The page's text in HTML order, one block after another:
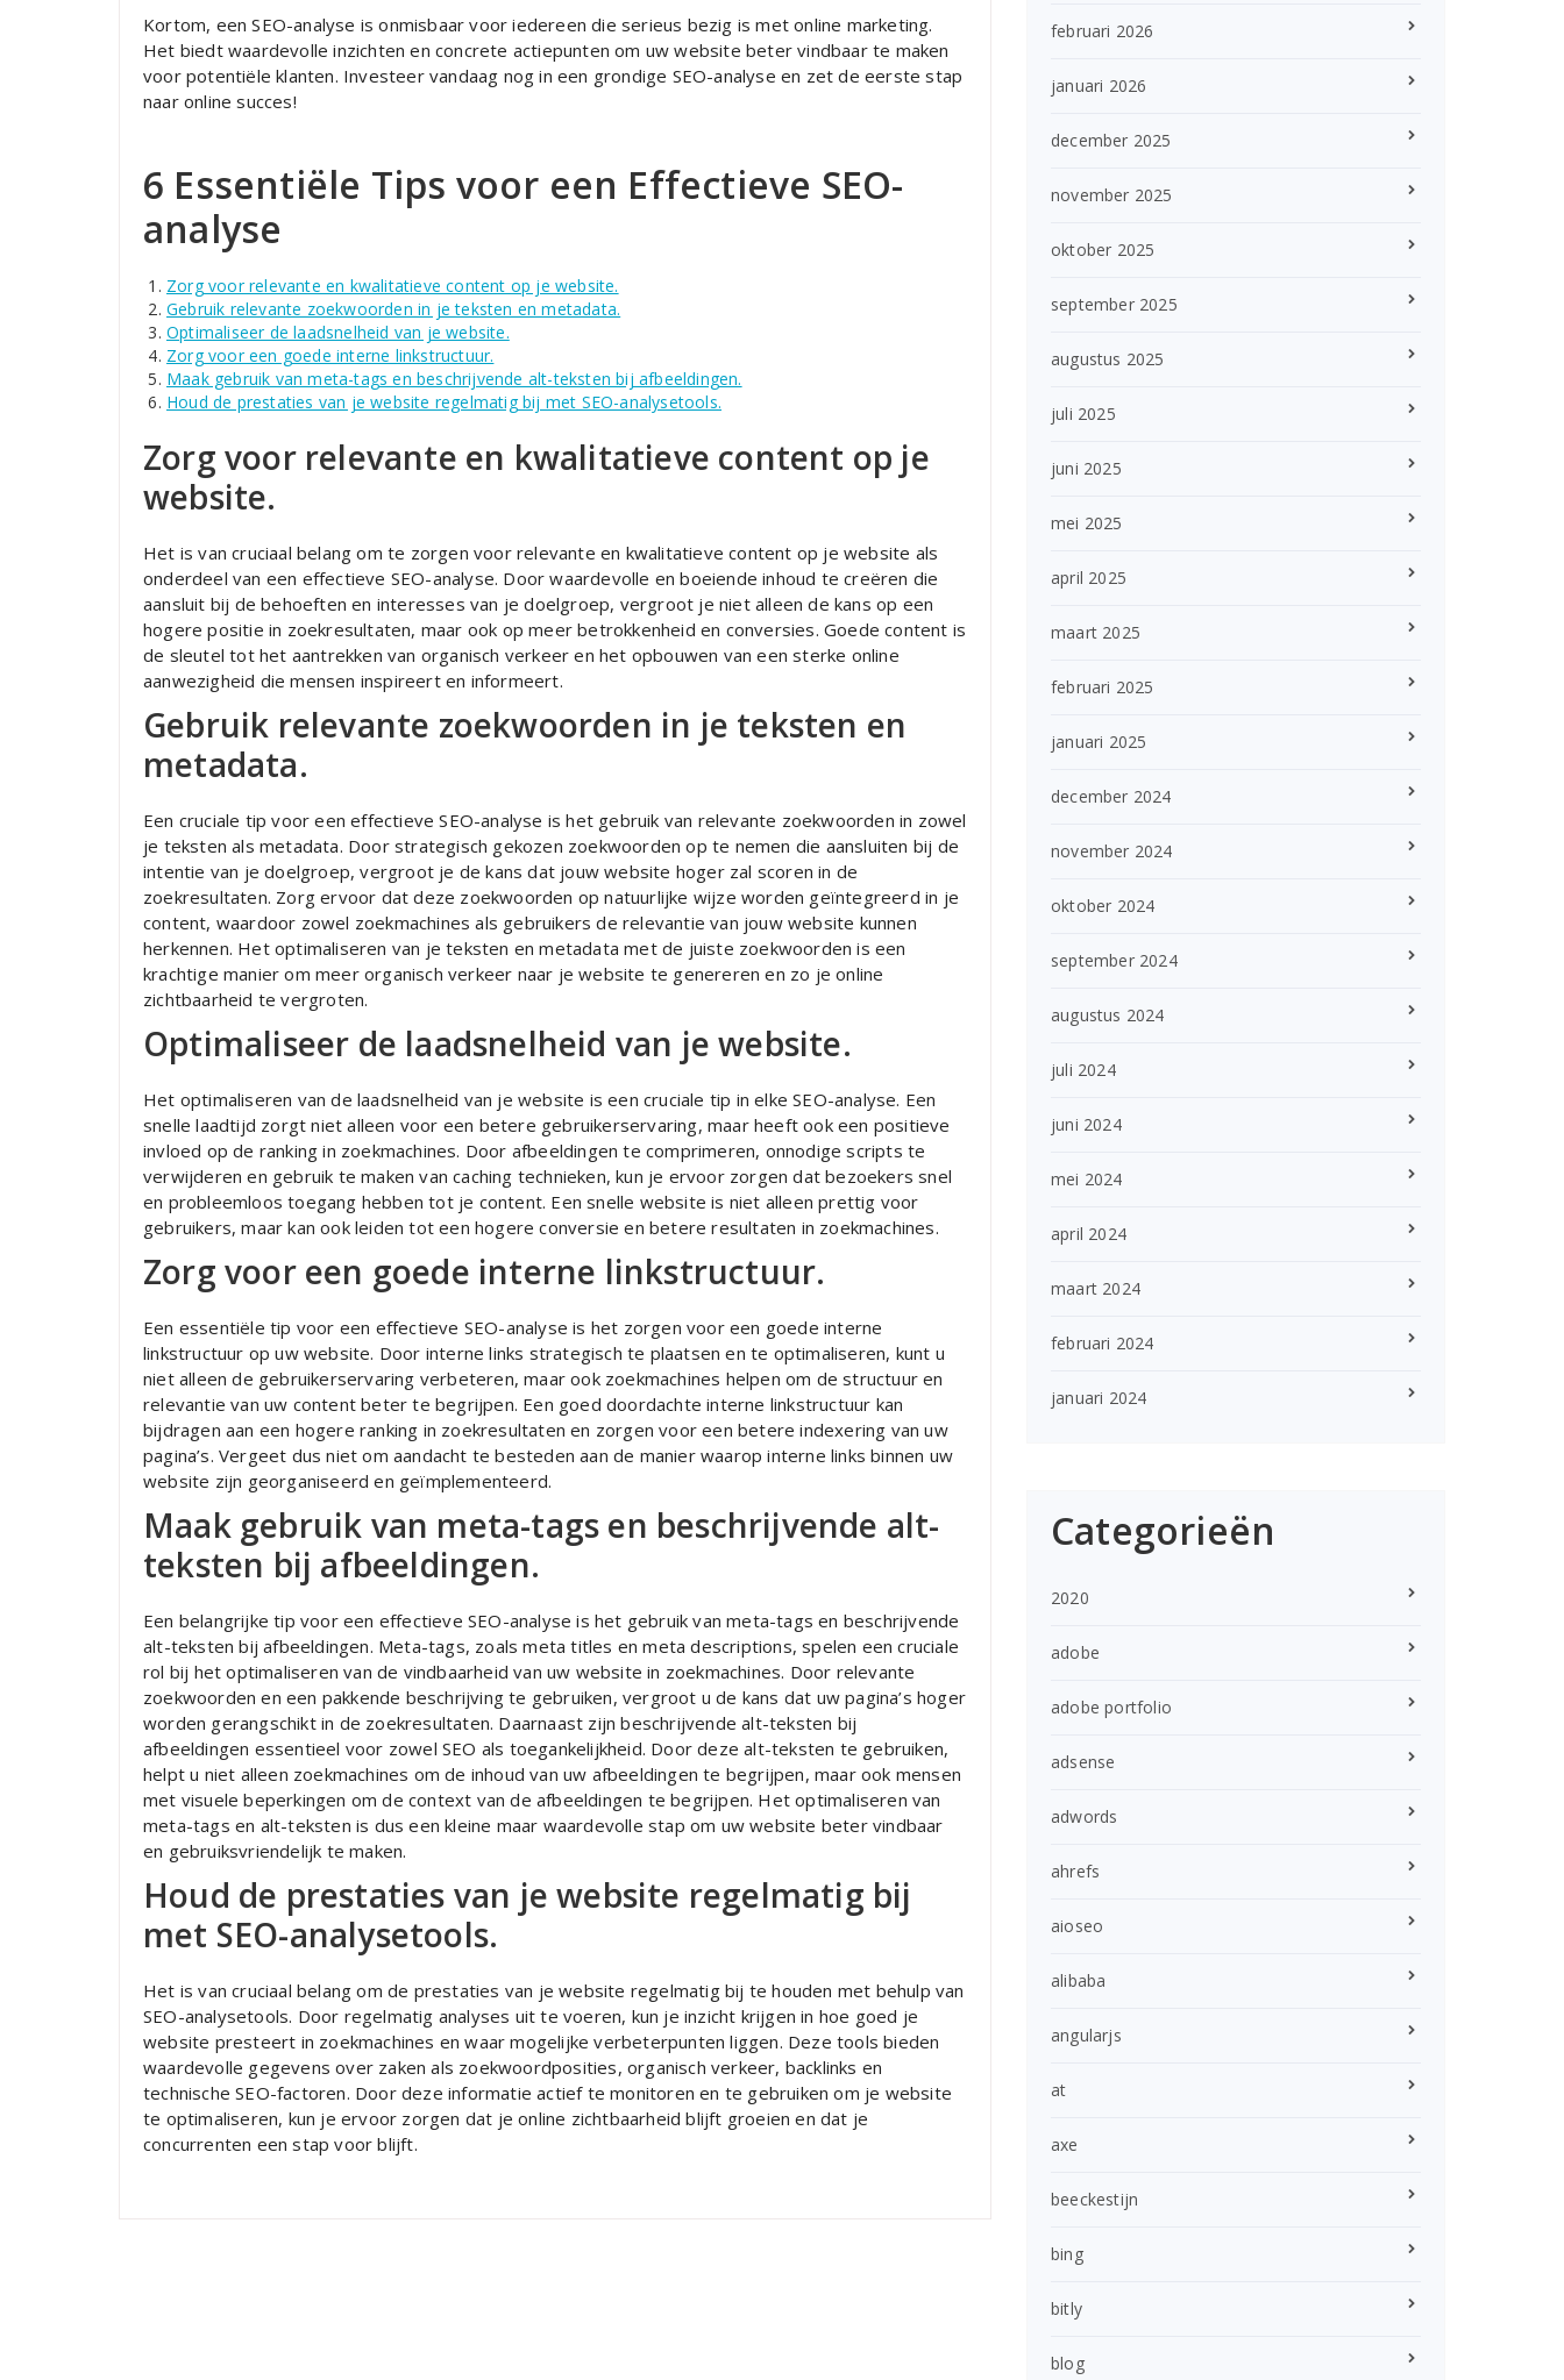
Kortom, een SEO-analyse is onmisbaar voor iedereen die serieus bezig is met online marketing.
Het biedt waardevolle inzichten en concrete actiepunten om uw website beter vindbaar te maken
voor potentiële klanten. Investeer vandaag nog in een grondige SEO-analyse en zet de eerste stap
naar online succes!
6 Essentiële Tips voor een Effectieve SEO-
analyse
Zorg voor relevante en kwalitatieve content op je website.
Gebruik relevante zoekwoorden in je teksten en metadata.
Optimaliseer de laadsnelheid van je website.
Zorg voor een goede interne linkstructuur.
Maak gebruik van meta-tags en beschrijvende alt-teksten bij afbeeldingen.
Houd de prestaties van je website regelmatig bij met SEO-analysetools.
Zorg voor relevante en kwalitatieve content op je
website.
Het is van cruciaal belang om te zorgen voor relevante en kwalitatieve content op je website als
onderdeel van een effectieve SEO-analyse. Door waardevolle en boeiende inhoud te creëren die
aansluit bij de behoeften en interesses van je doelgroep, vergroot je niet alleen de kans op een
hogere positie in zoekresultaten, maar ook op meer betrokkenheid en conversies. Goede content is
de sleutel tot het aantrekken van organisch verkeer en het opbouwen van een sterke online
aanwezigheid die mensen inspireert en informeert.
Gebruik relevante zoekwoorden in je teksten en
metadata.
Een cruciale tip voor een effectieve SEO-analyse is het gebruik van relevante zoekwoorden in zowel
je teksten als metadata. Door strategisch gekozen zoekwoorden op te nemen die aansluiten bij de
intentie van je doelgroep, vergroot je de kans dat jouw website hoger zal scoren in de
zoekresultaten. Zorg ervoor dat deze zoekwoorden op natuurlijke wijze worden geïntegreerd in je
content, waardoor zowel zoekmachines als gebruikers de relevantie van jouw website kunnen
herkennen. Het optimaliseren van je teksten en metadata met de juiste zoekwoorden is een
krachtige manier om meer organisch verkeer naar je website te genereren en zo je online
zichtbaarheid te vergroten.
Optimaliseer de laadsnelheid van je website.
Het optimaliseren van de laadsnelheid van je website is een cruciale tip in elke SEO-analyse. Een
snelle laadtijd zorgt niet alleen voor een betere gebruikerservaring, maar heeft ook een positieve
invloed op de ranking in zoekmachines. Door afbeeldingen te comprimeren, onnodige scripts te
verwijderen en gebruik te maken van caching technieken, kun je ervoor zorgen dat bezoekers snel
en probleemloos toegang hebben tot je content. Een snelle website is niet alleen prettig voor
gebruikers, maar kan ook leiden tot een hogere conversie en betere resultaten in zoekmachines.
Zorg voor een goede interne linkstructuur.
Een essentiële tip voor een effectieve SEO-analyse is het zorgen voor een goede interne
linkstructuur op uw website. Door interne links strategisch te plaatsen en te optimaliseren, kunt u
niet alleen de gebruikerservaring verbeteren, maar ook zoekmachines helpen om de structuur en
relevantie van uw content beter te begrijpen. Een goed doordachte interne linkstructuur kan
bijdragen aan een hogere ranking in zoekresultaten en zorgen voor een betere indexering van uw
pagina’s. Vergeet dus niet om aandacht te besteden aan de manier waarop interne links binnen uw
website zijn georganiseerd en geïmplementeerd.
Maak gebruik van meta-tags en beschrijvende alt-
teksten bij afbeeldingen.
Een belangrijke tip voor een effectieve SEO-analyse is het gebruik van meta-tags en beschrijvende
alt-teksten bij afbeeldingen. Meta-tags, zoals meta titles en meta descriptions, spelen een cruciale
rol bij het optimaliseren van de vindbaarheid van uw website in zoekmachines. Door relevante
zoekwoorden en een pakkende beschrijving te gebruiken, vergroot u de kans dat uw pagina’s hoger
worden gerangschikt in de zoekresultaten. Daarnaast zijn beschrijvende alt-teksten bij
afbeeldingen essentieel voor zowel SEO als toegankelijkheid. Door deze alt-teksten te gebruiken,
helpt u niet alleen zoekmachines om de inhoud van uw afbeeldingen te begrijpen, maar ook mensen
met visuele beperkingen om de context van de afbeeldingen te begrijpen. Het optimaliseren van
meta-tags en alt-teksten is dus een kleine maar waardevolle stap om uw website beter vindbaar
en gebruiksvriendelijk te maken.
Houd de prestaties van je website regelmatig bij
met SEO-analysetools.
Het is van cruciaal belang om de prestaties van je website regelmatig bij te houden met behulp van
SEO-analysetools. Door regelmatig analyses uit te voeren, kun je inzicht krijgen in hoe goed je
website presteert in zoekmachines en waar mogelijke verbeterpunten liggen. Deze tools bieden
waardevolle gegevens over zaken als zoekwoordposities, organisch verkeer, backlinks en
technische SEO-factoren. Door deze informatie actief te monitoren en te gebruiken om je website
te optimaliseren, kun je ervoor zorgen dat je online zichtbaarheid blijft groeien en dat je
concurrenten een stap voor blijft.
februari 2026
januari 2026
december 2025
november 2025
oktober 2025
september 2025
augustus 2025
juli 2025
juni 2025
mei 2025
april 2025
maart 2025
februari 2025
januari 2025
december 2024
november 2024
oktober 2024
september 2024
augustus 2024
juli 2024
juni 2024
mei 2024
april 2024
maart 2024
februari 2024
januari 2024
Categorieën
2020
adobe
adobe portfolio
adsense
adwords
ahrefs
aioseo
alibaba
angularjs
at
axe
beeckestijn
bing
bitly
blog